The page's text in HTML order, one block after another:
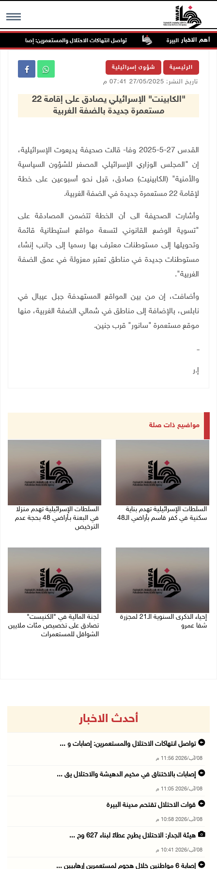
MENU أهم الاخبار تواصل انتهاكات الاحتلال والمستعمرين: إصابات
الرئيسية شؤون إسرائيلية
تاريخ النشر: 27/05/2025 07:41 م
"الكابينت" الإسرائيلي يصادق على إقامة 22
مستعمرة جديدة بالضفة الغربية
القدس 27-5-2025 وفا- قالت صحيفة يديعوت الإسرائيلية،
إن "المجلس الوزاري الإسرائيلي المصغر للشؤون السياسية
والأمنية" (الكابينيت) صادق، قبل نحو أسبوعين على خطة
لإقامة 22 مستعمرة جديدة في الضفة الغربية
.
وأشارت الصحيفة الى أن الخطة تتضمن المصادقة على
"تسوية الوضع القانوني لتسعة مواقع استيطانية قائمة
وتحويلها إلى مستوطنات معترف بها رسميا إلى جانب إنشاء
مستوطنات جديدة في مناطق تعتبر معزولة في عمق الضفة
الغربية".
وأضافت، إن من بين المواقع المستهدفة جبل عيبال في
نابلس، بالإضافة إلى مناطق في شمالي الضفة الغربية، منها
موقع مستعمرة "سانور" قرب جنين.
ــ
إ.ر
مواضيع ذات صلة
السلطات الإسرائيلية تهدم بناية
سكنية في كفر قاسم بأراضي الـ48
السلطات الإسرائيلية تهدم منزلا
في البعنة بـأراضي 48 بحجة عدم
الترخيص
إحياء الذكرى السنوية الـ21 لمجزرة
شفا عمرو
لجنة المالية في "الكنيست"
تصادق على تخصيص مئات ملايين
الشواقل للمستعمرات
أحدث الاخبار
تواصل انتهاكات الاحتلال والمستعمرين: إصابات و ...
08/آب/2026 11:56 م
إصابات بالاختناق في مخيم الدهيشة والاحتلال يق ...
08/آب/2026 11:05 م
قوات الاحتلال تقتحم مدينة البيرة
08/آب/2026 10:58 م
هيئة الجدار: الاحتلال يطرح عطاءً لبناء 627 وح ...
08/آب/2026 10:41 م
إصابة 6 مواطنين خلال هجوم لمستعمرين إرهابيين ...